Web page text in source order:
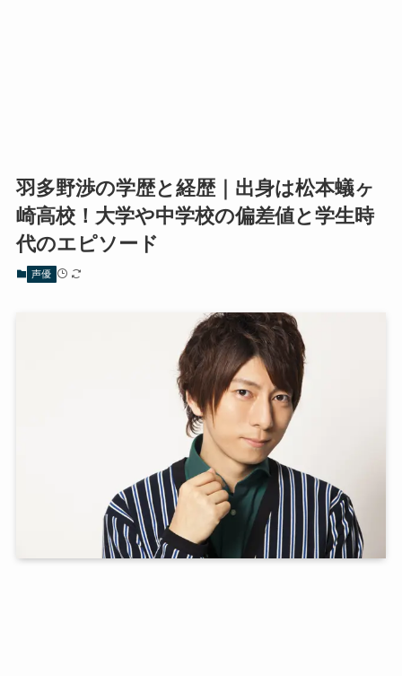
羽多野渉の学歴と経歴｜出身は松本蟻ヶ
崎高校！大学や中学校の偏差値と学生時
代のエピソード
声優